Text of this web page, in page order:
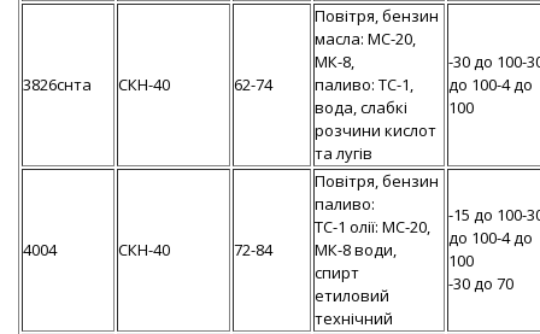
3826снта СКН-40 62-74
Повітря, бензин
масла: МС-20,
МК-8,
паливо: ТС-1,
вода, слабкі
розчини кислот
та лугів
-30 до 100-
до 100-4 до
100
4004 СКН-40 72-84
Повітря, бензин
паливо:
ТС-1 олії: МС-20,
МК-8 води,
спирт
етиловий
технічний
-15 до 100-
до 100-4 до
100
-30 до 70